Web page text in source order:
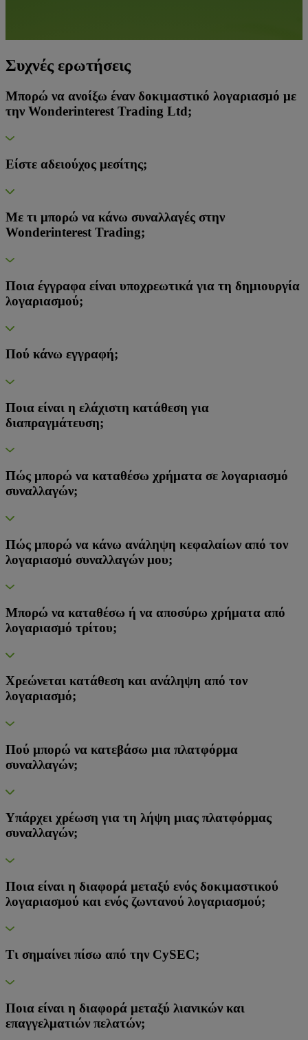
Συχνές ερωτήσεις
Μπορώ να ανοίξω έναν δοκιμαστικό λογαριασμό με
την Wonderinterest Trading Ltd;
Είστε αδειούχος μεσίτης;
Με τι μπορώ να κάνω συναλλαγές στην
Wonderinterest Trading;
Ποια έγγραφα είναι υποχρεωτικά για τη δημιουργία
λογαριασμού;
Πού κάνω εγγραφή;
Ποια είναι η ελάχιστη κατάθεση για
διαπραγμάτευση;
Πώς μπορώ να καταθέσω χρήματα σε λογαριασμό
συναλλαγών;
Πώς μπορώ να κάνω ανάληψη κεφαλαίων από τον
λογαριασμό συναλλαγών μου;
Μπορώ να καταθέσω ή να αποσύρω χρήματα από
λογαριασμό τρίτου;
Χρεώνεται κατάθεση και ανάληψη από τον
λογαριασμό;
Πού μπορώ να κατεβάσω μια πλατφόρμα
συναλλαγών;
Υπάρχει χρέωση για τη λήψη μιας πλατφόρμας
συναλλαγών;
Ποια είναι η διαφορά μεταξύ ενός δοκιμαστικού
λογαριασμού και ενός ζωντανού λογαριασμού;
Τι σημαίνει πίσω από την CySEC;
Ποια είναι η διαφορά μεταξύ λιανικών και
επαγγελματιών πελατών;